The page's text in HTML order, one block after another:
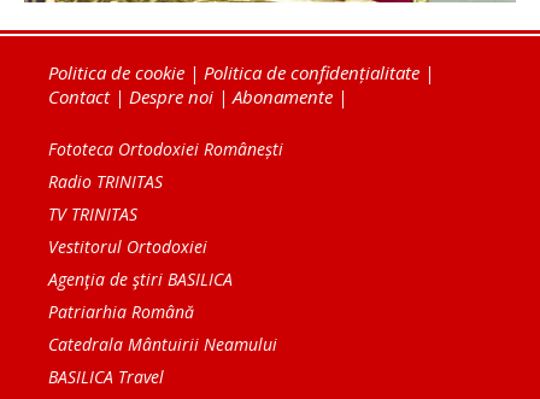
Politica de cookie | Politica de confidențialitate |
Contact| Despre noi | Abonamente |
Fototeca Ortodoxiei Românești
Radio TRINITAS
TV TRINITAS
Vestitorul Ortodoxiei
Agenţia de ştiri BASILICA
Patriarhia Română
Catedrala Mântuirii Neamului
BASILICA Travel